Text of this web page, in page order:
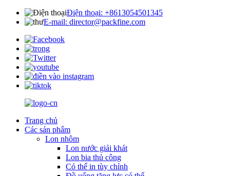
Điện thoại: +8613054501345
E-mail: director@packfine.com
Trang chủ
Các sản phẩm
Lon nhôm
Lon nước giải khát
Lon bia thủ công
Có thể in tùy chỉnh